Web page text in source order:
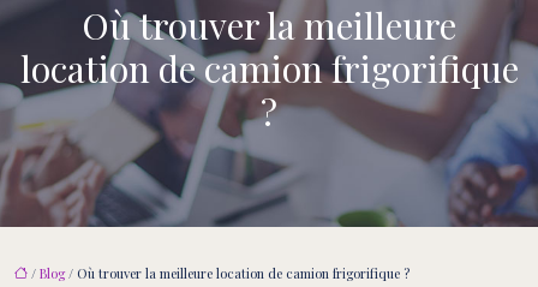
Où trouver la meilleure
location de camion frigorifique
?
/ Blog/ Où trouver la meilleure location de camion frigorifique ?